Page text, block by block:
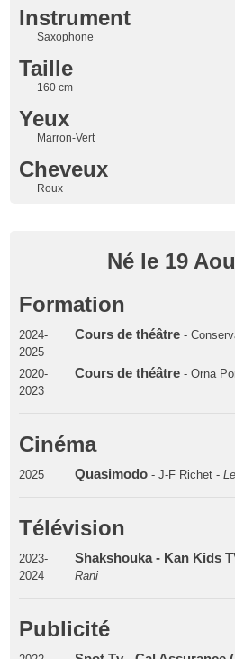
Instrument
Saxophone
Taille
160 cm
Yeux
Marron-Vert
Cheveux
Roux
Né le 19
Formation
2024-
2025
Cours de théâtre-
2020-
2023
Cours de théâtre- Orna
Cinéma
2025 Quasimodo- J-F Richet -
Télévision
2023-
2024
Shakshouka - Kan Kids
Rani
Publicité